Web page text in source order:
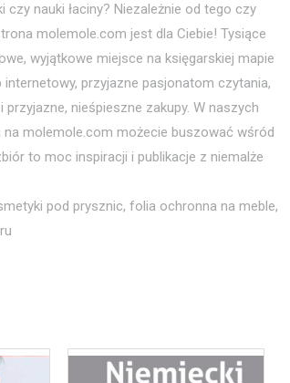
nauki łaciny? Niezależnie od tego czy
molemole.com jest dla Ciebie! Tysiące
wyjątkowe miejsce na księgarskiej mapie
przyjazne pasjonatom czytania,
nieśpieszne zakupy. W naszych
molemole.com możecie buszować wśród
to moc inspiracji i publikacje z niemalże
pod prysznic, folia ochronna na meble,